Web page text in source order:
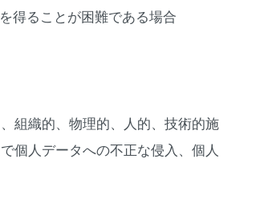
得ることが困難である場合
組織的、物理的、人的、技術的施
個人データへの不正な侵入、個人